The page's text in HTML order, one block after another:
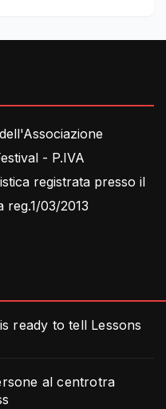
- P.IVA
registrata presso il
reg.1/03/2013
ready to tell Lessons
al centrotra